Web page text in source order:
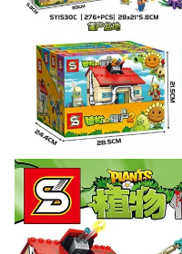
через систему
указанием номера и
и получите купон на
...уже сейчас
Участвуйте в
и выигрывайте
Подробные условия